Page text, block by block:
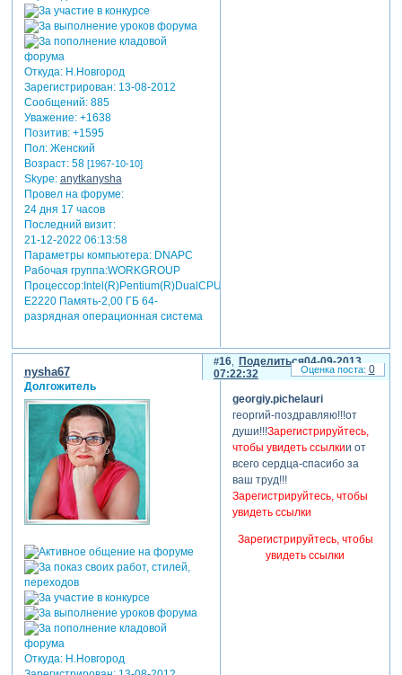
Откуда:Н.Новгород
Зарегистрирован: 13-08-2012
Сообщений:885
Уважение: +1638
Позитив: +1595
Пол:Женский
Возраст:58 [1967-10-10]
Skype: anytkanysha
Провел на форуме:
24 дня 17 часов
Последний визит:
21-12-2022 06:13:58
Параметры компьютера:DNAPC
Рабочая группа:WORKGROUP
Процессор:Intel(R)Pentium(R)DualCPU
E2220 Память-2,00 ГБ 64-
разрядная операционная система
Поделиться
16
04-09-2013
07:22:32
nysha67
Долгожитель
Откуда:Н.Новгород
georgiy.pichelauri
георгий-поздравляю!!!от
души!!!Зарегистрируйтесь,
чтобы увидеть ссылкии от
всего сердца-спасибо за
ваш труд!!!
Зарегистрируйтесь, чтобы
увидеть ссылки
Зарегистрируйтесь, чтобы
увидеть ссылки
0